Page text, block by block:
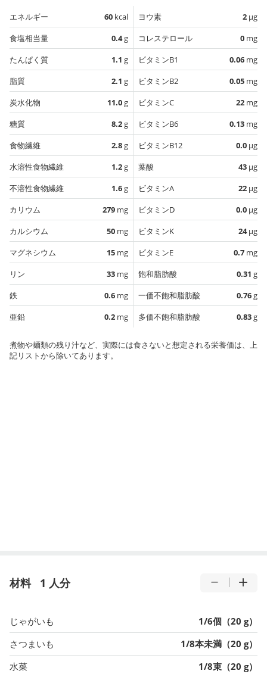
エネルギー 60 kcal
食塩相当量
0.4g
たんぱく質
1.1 g
脂質
2.1 g
炭水化物
11.0g
糖質
8.2g
食物繊維
2.8g
水溶性食物繊維
1.2g
不溶性食物繊維
1.6g
カリウム
279 mg
カルシウム
50 mg
マグネシウム
15 mg
リン
33 mg
鉄
0.6 mg
亜鉛
0.2 mg
ヨウ素 2 µg
コレステロール
0 mg
ビタミンB1
0.06 mg
ビタミンB2
0.05 mg
ビタミンC
22 mg
ビタミンB6
0.13 mg
ビタミンB12
0.0 µg
葉酸
43 µg
ビタミンA
22 µg
ビタミンD
0.0 µg
ビタミンK
24µg
ビタミンE
0.7 mg
飽和脂肪酸
0.31 g
一価不飽和脂肪酸
0.76g
多価不飽和脂肪酸
0.83g
煮物や麺類の残り汁など、実際には食さないと想定される栄養価は、上
記リストから除いてあります。
材料 1 人分
じゃがいも
1/6個（20 g）
さつまいも
1/8本未満（20 g）
水菜
1/8束（20 g）